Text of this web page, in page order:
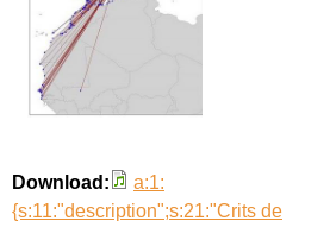
Download:
a:1:
{s:11:"description";s:21:"Crits de